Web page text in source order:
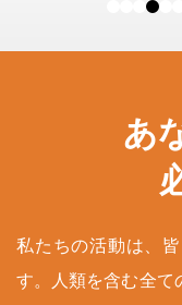
あ
私たちの活動は、
す。人類を含む全て